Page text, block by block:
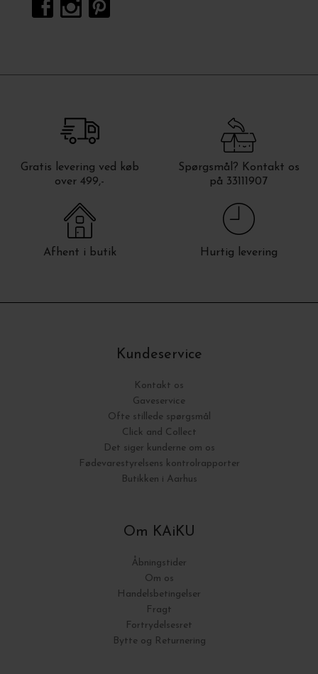
Gratis levering ved køb
over 499,-
Spørgsmål? Kontakt os
på 33111907
Afhent i butik Hurtig levering
Kundeservice
Kontakt os
Gaveservice
Ofte stillede spørgsmål
Click and Collect
Det siger kunderne om os
Fødevarestyrelsens kontrolrapporter
Butikken i Aarhus
Om KAiKU
Åbningstider
Om os
Handelsbetingelser
Fragt
Fortrydelsesret
Bytte og Returnering